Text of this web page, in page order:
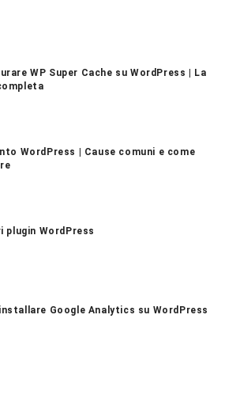
WP Super Cache su WordPress | La
WordPress | Cause comuni e come
plugin WordPress
Google Analytics su WordPress